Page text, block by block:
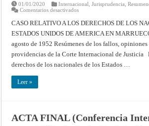
01/01/2020 Internacional ,Jurisprudencia ,
Comentarios desactivadosen
RELATIVO
A
LOS
DE
LOS
NACIONALES
DE
LOS
de
27
CASO RELATIVO A LOS DERECHOS DE LOS
ESTADOS UNIDOS DE AMERICA EN
agosto de 1952 Resúmenes de los fallos,
providencias de la Corte Internacional de Justicia
derechos de los nacionales de los Estados …
Leer »
ACTA FINAL (Conferencia